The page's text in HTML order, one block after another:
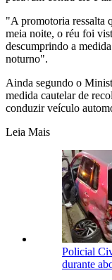
"A promotoria ressalta
meia noite, o réu foi
descumprindo a
noturno".
Ainda segundo o
medida cautelar de
conduzir veículo
Leia Mais
Policial
durante